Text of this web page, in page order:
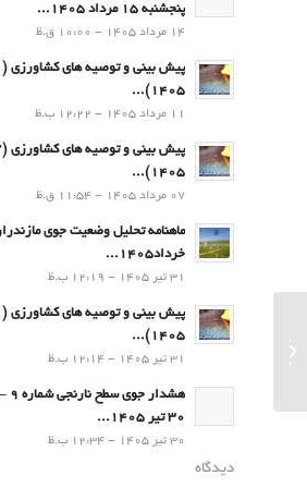
پنجشنبه 15 مرداد 1405...
14 مرداد 1405 - 10:00 ق.ظ
۱۴۰۵)...
11 مرداد 1405 - 12:22 ب.ظ
۱۴۰۵)...
07 مرداد 1405 - 11:54 ق.ظ
ماهنامه تحلیل وضعیت جوی
خرداد1405...
31 تیر 1405 - 12:19 ب.ظ
۱۴۰۵)...
31 تیر 1405 - 12:14 ب.ظ
30 تیر 1405...
30 تیر 1405 - 12:34 ب.ظ
دیدگاه
ماهنامه تحلیل وضعیت جوی مازندران-دی
ماه۱۴۰۱...